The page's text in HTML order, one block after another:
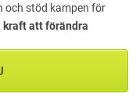
och stöd kampen för
kraft att förändra